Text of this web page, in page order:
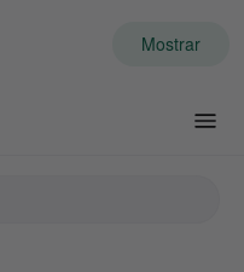
Mostrar